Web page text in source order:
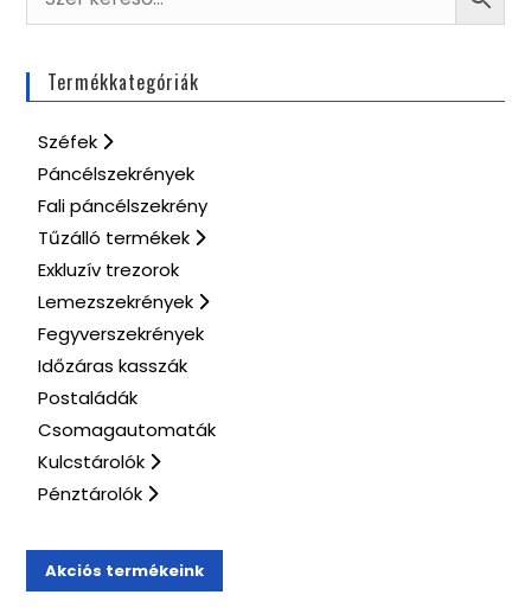
Termékkategóriák
Széfek
Páncélszekrények
Fali páncélszekrény
Tűzálló termékek
Exkluzív trezorok
Lemezszekrények
Fegyverszekrények
Időzáras kasszák
Postaládák
Csomagautomaták
Kulcstárolók
Pénztárolók
Akciós termékeink